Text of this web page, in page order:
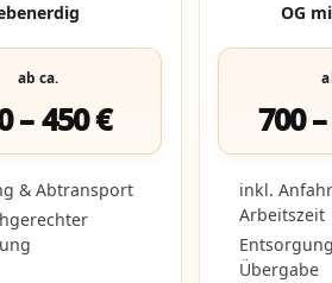
ab ca.
– 450 €
& Abtransport
OG
700
inkl.
Arbeitszeit
Übergabe